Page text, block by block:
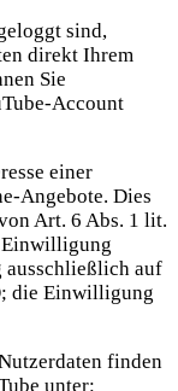
sind,
direkt Ihrem
Sie
Account
einer
Angebote. Dies
Art. 6 Abs. 1 lit.
Einwilligung
ausschließlich auf
die Einwilligung
finden
unter: